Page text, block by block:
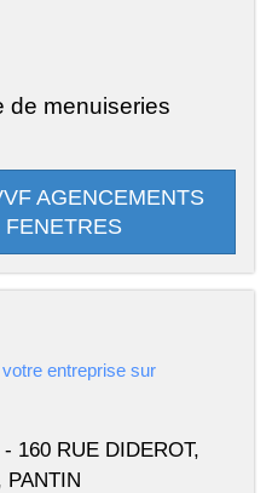
de menuiseries
AGENCEMENTS
entreprise sur
- 160 RUE DIDEROT,
PANTIN